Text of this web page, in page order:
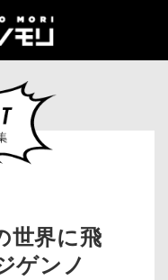
世界に飛
ゲンノ